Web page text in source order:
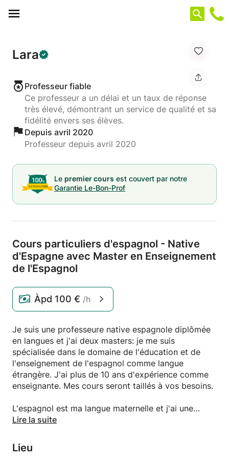
Lara
Professeur fiable
Ce professeur a un délai et un taux de réponse
très élevé, démontrant un service de qualité et sa
fidélité envers ses élèves.
Depuis avril 2020
Professeur depuis avril 2020
Le premier cours est couvert par notre
Garantie Le-Bon-Prof
Cours particuliers d'espagnol - Native
d'Espagne avec Master en Enseignement
de l'Espagnol
Àpd 100 € /h
Je suis une professeure native espagnole diplômée
en langues et j'ai deux masters: je me suis
spécialisée dans le domaine de l'éducation et de
l'enseignement de l'espagnol comme langue
étrangère. J'ai plus de 10 ans d'expérience comme
enseignante. Mes cours seront taillés à vos besoins.
L'espagnol est ma langue maternelle et j'ai une
formation spécialisée en enseignement d'espagnol.
dans l'Université de Salamanca, en Espagne, et j'ai
fait mon Erasmus à l'Université de Genève. J'ai deux
Lire la suite
Lieu